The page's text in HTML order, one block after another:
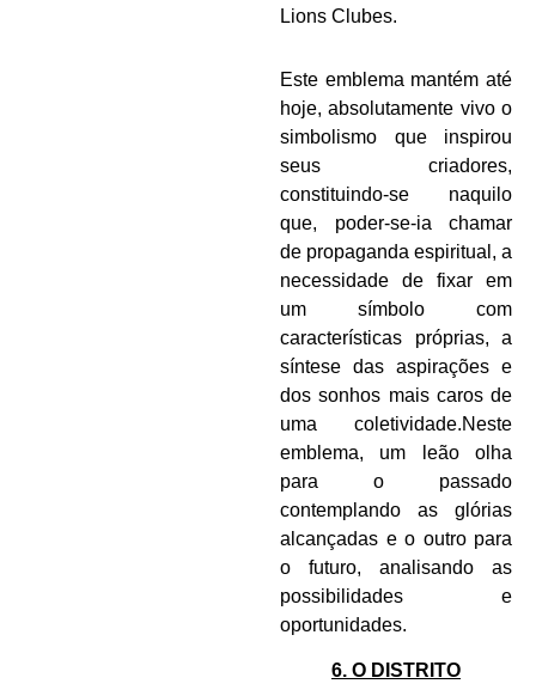
Lions Clubes.
Este emblema mantém até
hoje, absolutamente vivo o
simbolismo que inspirou
seus criadores,
constituindo-se naquilo
que, poder-se-ia chamar
de propaganda espiritual, a
necessidade de fixar em
um símbolo com
características próprias, a
síntese das aspirações e
dos sonhos mais caros de
uma coletividade.Neste
emblema, um leão olha
para o passado
contemplando as glórias
alcançadas e o outro para
o futuro, analisando as
possibilidades e
oportunidades.
6. O DISTRITO